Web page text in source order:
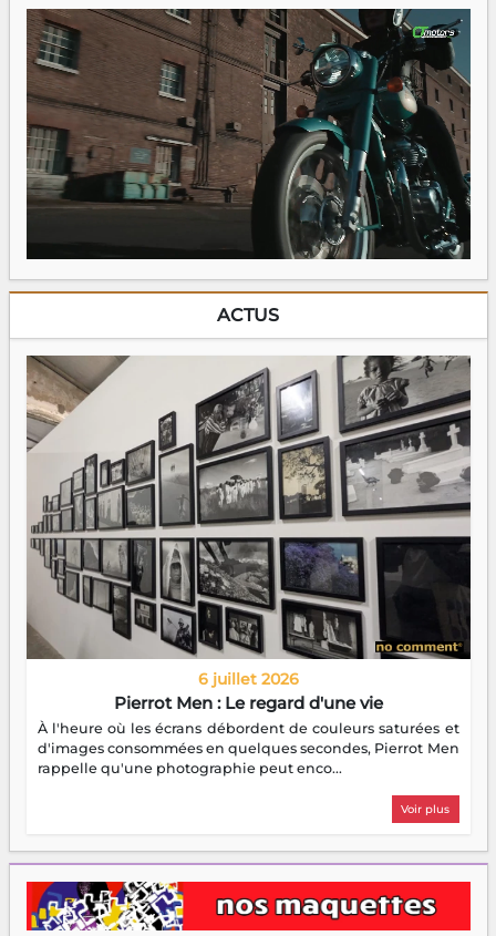
ACTUS
6 juillet 2026
Pierrot Men : Le regard d'une vie
À l'heure où les écrans débordent de couleurs saturées et
d'images consommées en quelques secondes, Pierrot Men
rappelle qu'une photographie peut enco...
Voir plus